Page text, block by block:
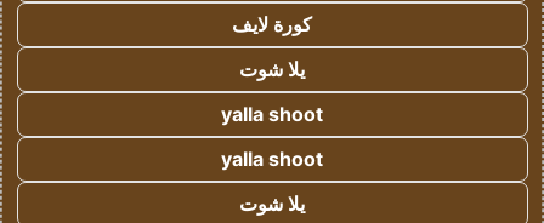
كورة لايف
يلا شوت
yalla shoot
yalla shoot
يلا شوت